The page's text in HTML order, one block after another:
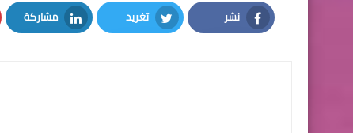
نشر
Facebook
تغريد
Twitter
مشاركة
LinkedIn